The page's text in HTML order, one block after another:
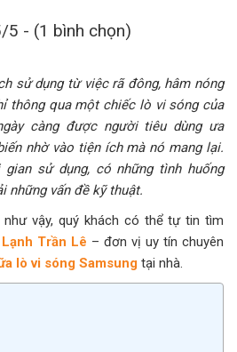
5 - (1 bình chọn)
sử dụng từ việc rã đông, hâm nóng
thông qua một chiếc lò vi sóng của
càng được người tiêu dùng ưa
nhờ vào tiện ích mà nó mang lại.
gian sử dụng, có những tình huống
những vấn đề kỹ thuật.
vậy, quý khách có thể tự tin tìm
Trần Lê – đơn vị uy tín chuyên
lò vi sóng Samsung tại nhà.